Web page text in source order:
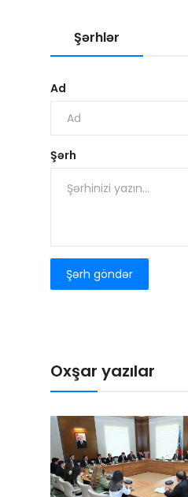
Şərhlər
Ad
Şərh
Şərh göndər
Oxşar yazılar